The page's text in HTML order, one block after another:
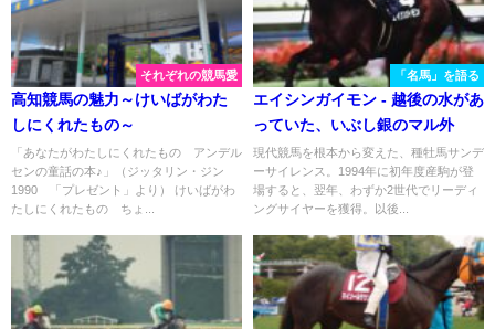
それぞれの競馬愛
高知競馬の魅力～けいばがわた
しにくれたもの～
「あなたがわたしにくれたもの アンデル
センの童話の本♪」（ジッタリン・ジン
1990 「プレゼント」より） けいばがわ
たしにくれたもの ちょ...
「名馬」を語る
エイシンガイモン - 越後の水があ
っていた、いぶし銀のマル外
現代競馬を根本から変えた、種牡馬サンデ
ーサイレンス。1994年に初年度産駒が登
場すると、翌年、わずか2世代でリーディ
ングサイヤーを獲得。以後...